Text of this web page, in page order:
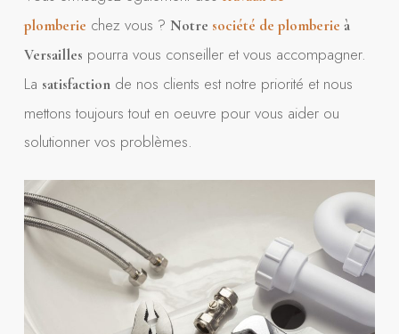
plomberie chez vous ? Notre société de plomberie à
Versailles pourra vous conseiller et vous accompagner.
La satisfactionde nos clients est notre priorité et nous
mettons toujours tout en oeuvre pour vous aider ou
solutionner vos problèmes.